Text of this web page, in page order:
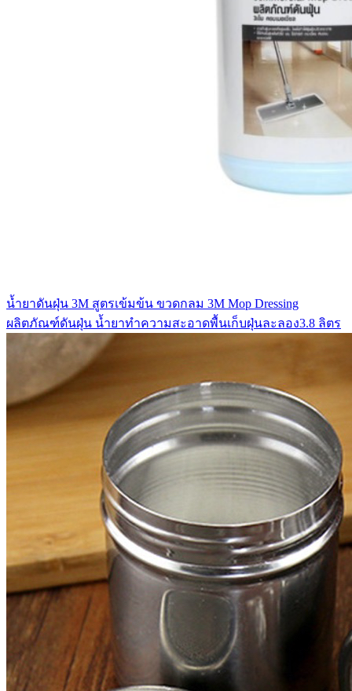
น้ำยาดันฝุ่น 3M สูตรเข้มข้น ขวดกลม 3M Mop Dressing
ผลิตภัณฑ์ดันฝุ่น น้ำยาทำความสะอาดพื้นเก็บฝุ่นละลอง3.8 ลิตร